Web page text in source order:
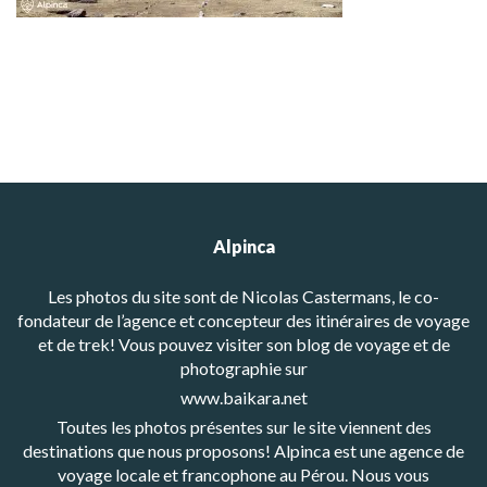
Alpinca
Les photos du site sont de Nicolas Castermans, le co-
fondateur de l’agence et concepteur des itinéraires de voyage
et de trek! Vous pouvez visiter son blog de voyage et de
photographie sur
www.baikara.net
Toutes les photos présentes sur le site viennent des
destinations que nous proposons! Alpinca est une agence de
voyage locale et francophone au Pérou. Nous vous